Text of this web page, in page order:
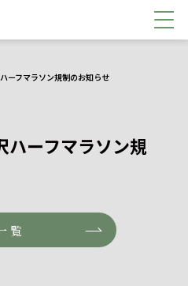
メ
ーフマラソン規制のお知らせ
ーフマラソン規
覧